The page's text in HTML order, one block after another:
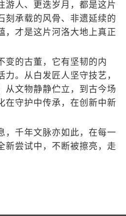
游人、更迭岁月，都是这片
刻承载的风骨、非遗延续的
，才是这片河洛大地上真正
的古董，它有坚韧的内
。从白发匠人坚守技艺，
从文物静静伫立，到古今场
在守护中传承，在创新中新
千年文脉亦如此，在每一
新尝试中，不断被擦亮，走